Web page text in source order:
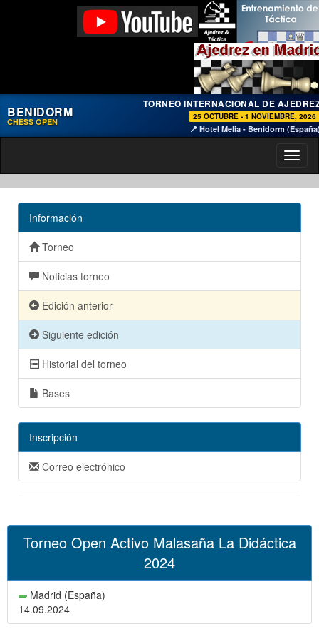
BENIDORM
CHESS OPEN
TORNEO INTERNACIONAL DE
25 OCTUBRE - 1 NOVIEMBRE, 2026
📍 Hotel Melia - Benidorm
Información
Torneo
Noticias torneo
Edición anterior
Siguiente edición
Historial del torneo
Bases
Inscripción
Correo electrónico
Torneo Open Activo Malasaña La Didáctica
2024
Madrid (España)
14.09.2024